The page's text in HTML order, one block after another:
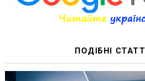
ПОДІБНІ СТАТТІ